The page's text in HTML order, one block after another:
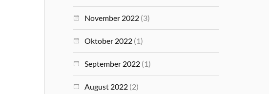
November 2022 (3)
Oktober 2022 (1)
September 2022 (1)
August 2022 (2)